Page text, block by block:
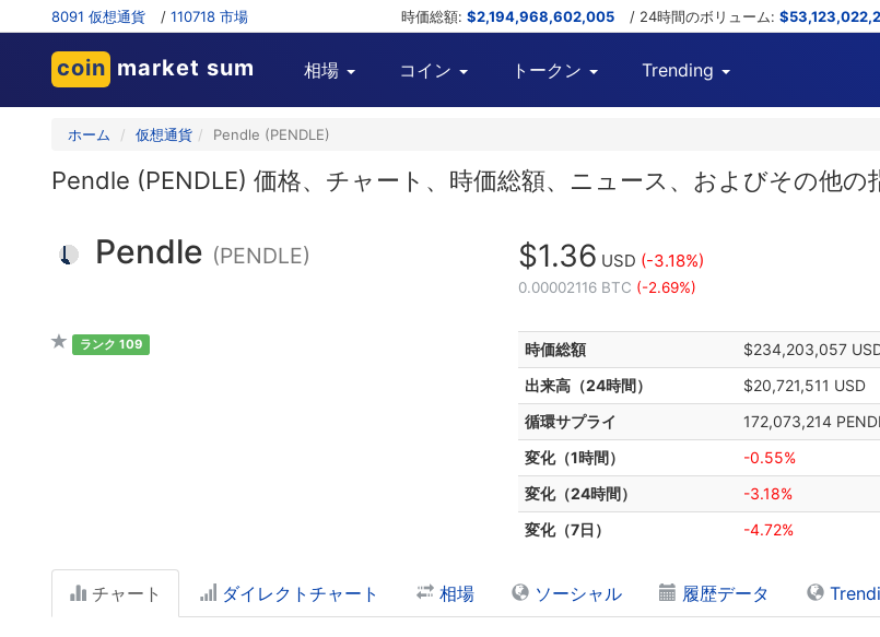
8091 仮想通貨 / 110718 市場 時価総額: $2,194,968,602,005 / 24時間のボリューム:
coin market sum 相場 コイン トークン Trending
ホーム 仮想通貨 Pendle (PENDLE)
Pendle (PENDLE) 価格、チャート、時価総額、ニュース、およびその他の
Pendle (PENDLE) $1.36 USD (-3.18%)
0.00002116 BTC (-2.69%)
時価総額
$234,203,057
出来高（24時間）
$20,721,511 USD
循環サプライ
172,073,214
変化（1時間）
-0.55%
変化（24時間）
-3.18%
変化（7日）
-4.72%
ランク 109
チャート ダイレクトチャート 相場 ソーシャル 履歴データ